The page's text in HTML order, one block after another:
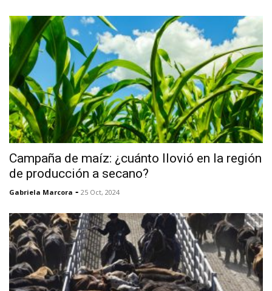
Campaña de maíz: ¿cuánto llovió en la región
de producción a secano?
Gabriela Marcora - 25 Oct, 2024